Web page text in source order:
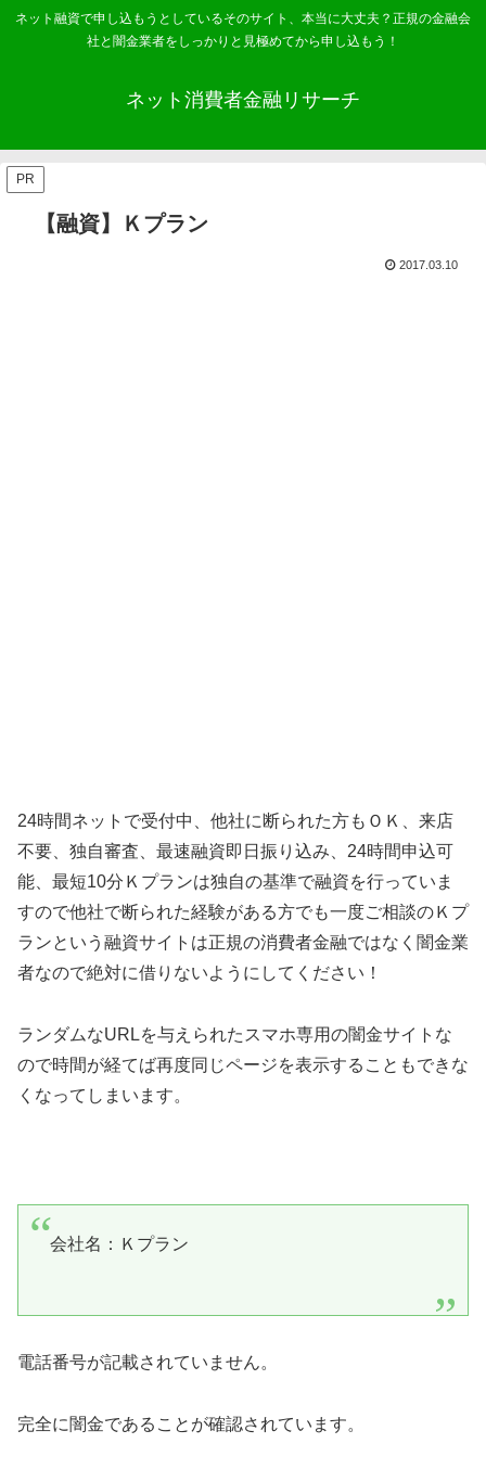
ネット融資で申し込もうとしているそのサイト、本当に大丈夫？正規の金融会
社と闇金業者をしっかりと見極めてから申し込もう！
ネット消費者金融リサーチ
PR
【融資】Ｋプラン
2017.03.10
24時間ネットで受付中、他社に断られた方もＯＫ、来店
不要、独自審査、最速融資即日振り込み、24時間申込可
能、最短10分Ｋプランは独自の基準で融資を行っていま
すので他社で断られた経験がある方でも一度ご相談のＫプ
ランという融資サイトは正規の消費者金融ではなく闇金業
者なので絶対に借りないようにしてください！
ランダムなURLを与えられたスマホ専用の闇金サイトな
ので時間が経てば再度同じページを表示することもできな
くなってしまいます。
会社名：Ｋプラン
電話番号が記載されていません。
完全に闇金であることが確認されています。